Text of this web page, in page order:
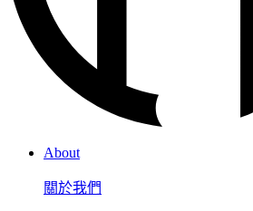
About
關於我們